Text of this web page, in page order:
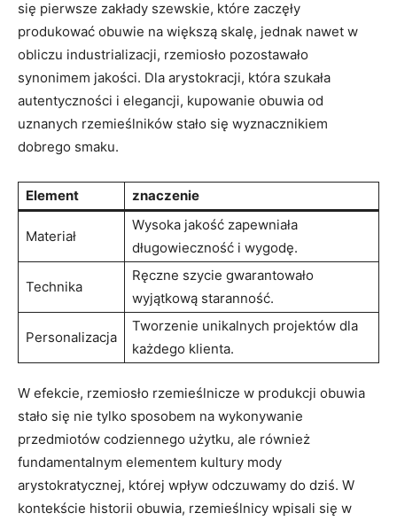
się pierwsze zakłady szewskie, które zaczęły
produkować obuwie na większą skalę, jednak nawet w
obliczu industrializacji, rzemiosło pozostawało
synonimem jakości. Dla arystokracji, która szukała
autentyczności i elegancji, kupowanie obuwia od
uznanych rzemieślników stało się wyznacznikiem
dobrego smaku.
Element znaczenie
Materiał
Wysoka jakość zapewniała
długowieczność i wygodę.
Technika
Ręczne szycie gwarantowało
wyjątkową staranność.
Personalizacja
Tworzenie unikalnych projektów dla
każdego klienta.
W efekcie, rzemiosło rzemieślnicze w produkcji obuwia
stało się nie tylko sposobem na wykonywanie
przedmiotów codziennego użytku, ale również
fundamentalnym elementem kultury mody
arystokratycznej, której wpływ odczuwamy do dziś. W
kontekście historii obuwia, rzemieślnicy wpisali się w